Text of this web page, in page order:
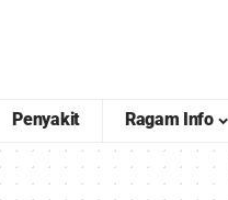
Penyakit Ragam Info